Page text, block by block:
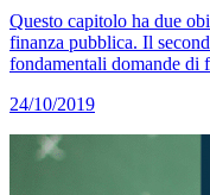
Questo capitolo ha due
finanza pubblica. Il
fondamentali domande di
24/10/2019